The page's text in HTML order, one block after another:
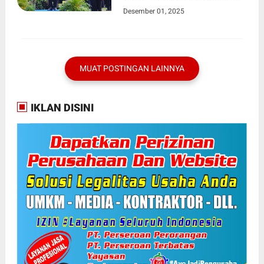
Desember 01, 2025
MUAT POSTINGAN LAINNYA
IKLAN DISINI